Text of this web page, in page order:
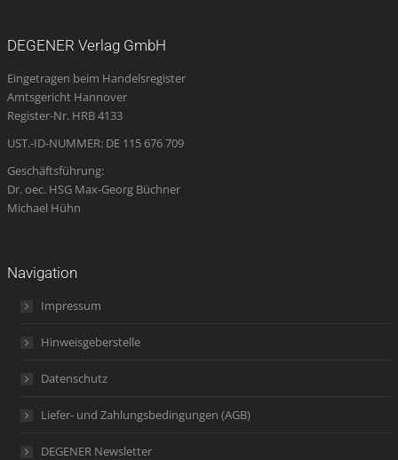
new
window
new
window
new
window
opens
in
new
new
DEGENER Verlag GmbH
Eingetragen beim Handelsregister
Amtsgericht Hannover
Register-Nr. HRB 4133
UST.-ID-NUMMER: DE 115 676 709
Geschäftsführung:
Dr. oec. HSG Max-Georg Büchner
Michael Hühn
Navigation
Impressum
Hinweisgeberstelle
Datenschutz
Liefer- und Zahlungsbedingungen (AGB)
DEGENER Newsletter